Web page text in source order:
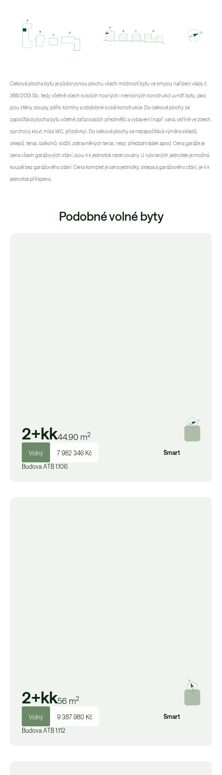
Celková plocha bytu je půdorysnou plochu všech místností bytu ve smyslu nařízení vlády č.
366/2013 Sb., tedy včetně všech svislých nosných i nenosných konstrukcí uvnitř bytu, jako
jsou stěny, sloupy, pilíře, komíny a obdobné svislé konstrukce. Do celkové plochy se
započítává plocha bytu včetně zařizovacích předmětů a vybavení (např. vana, skříně ve zdech,
sprchový kout, mísa WC, přizdívky). Do celkové plochy se nezapočítává výměra skladů,
sklepů, teras, balkonů, lodžií, zatravněných teras, resp. předzahrádek apod. Cena garáže je
cena všech garážových stání, jsou-li k jednotce rezervovány. U vybraných jednotek je možná
koupě bez garážového stání. Cena komplet je cena jednotky, sklepa a garážového stání, je-li k
jednotce přiřazeno.
Podobné volné byty
2+kk44.90 m2
Volný 7 982 346 Kč
Smart
Budova ATB 1.106
2+kk56 m2
Volný 9 387 980 Kč
Smart
Budova ATB 1.112